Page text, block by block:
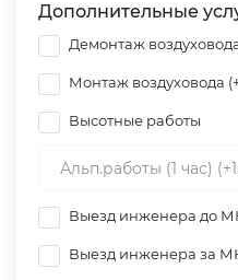
Дополнительные
Демонтаж
Монтаж воздуховода
Высотные работы
Выезд инженера до
Выезд инженера за